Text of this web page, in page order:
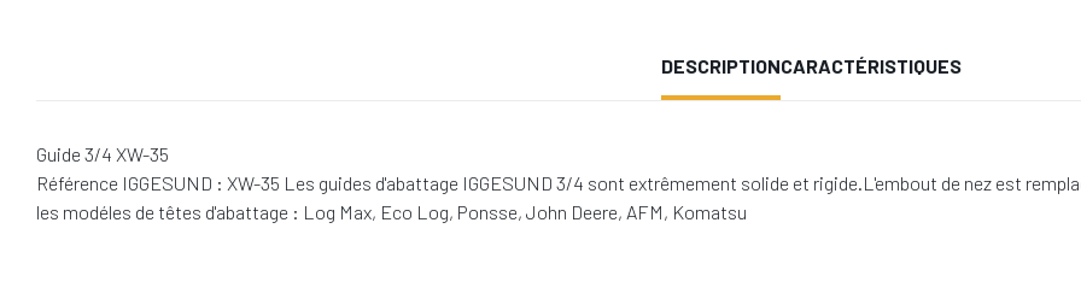
DESCRIPTIONCARACTÉRISTIQUES
Guide 3/4 XW-35
Référence IGGESUND : XW-35 Les guides d'abattage IGGESUND 3/4 sont extrêmement solide et rigide.L'embout de nez est
les modéles de têtes d'abattage : Log Max, Eco Log, Ponsse, John Deere, AFM, Komatsu